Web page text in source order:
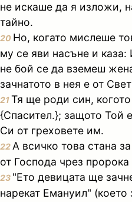
не искаше да я изложи,
тайно.
20 Но, когато мислеше
му се яви насъне и
не бой се да вземеш
зачнатото в нея е от
21Тя ще роди син,
{Спасител.}; защото Той
Си от греховете им.
22 А всичко това стана
от Господа чрез пророка
23 "Ето девицата ще
нарекат Емануил" (което